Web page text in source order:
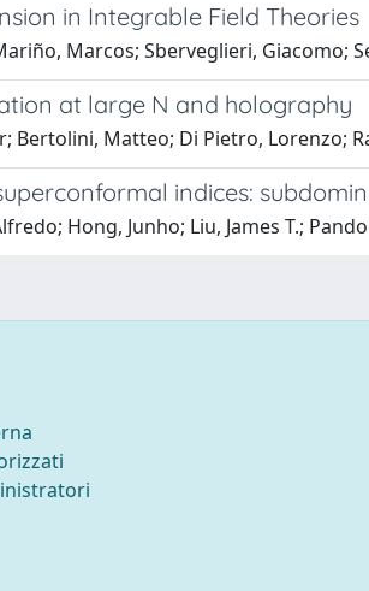
in Integrable Field Theories
Marcos; Sberveglieri, Giacomo;
at large N and holography
Bertolini, Matteo; Di Pietro, Lorenzo;
indices:
Hong, Junho; Liu, James T.;